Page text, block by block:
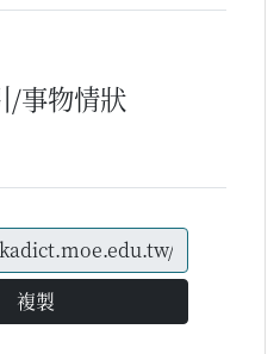
/事物情狀
複製